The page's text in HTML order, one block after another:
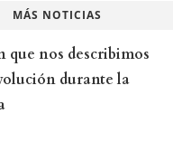
MÁS NOTICIAS
que nos describimos
durante la